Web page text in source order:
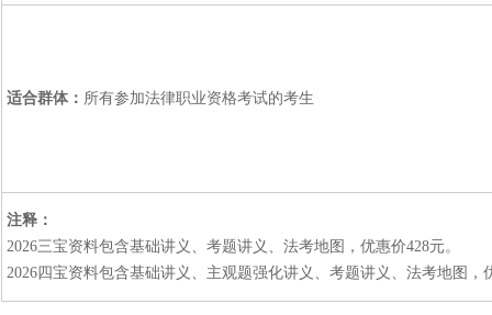
适合群体： 所有参加法律职业资格考试的考生
注释：
2026三宝资料包含基础讲义、考题讲义、法考地图，优惠价428元。
2026四宝资料包含基础讲义、主观题强化讲义、考题讲义、法考地图，